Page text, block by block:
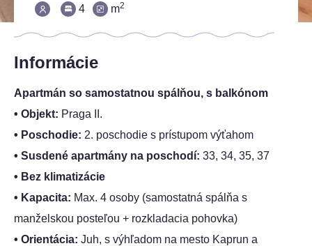
4 m2
Informácie
Apartmán so samostatnou spálňou, s balkónom
• Objekt: Praga II.
• Poschodie: 2. poschodie s prístupom výťahom
• Susdené apartmány na poschodí: 33, 34, 35, 37
• Bez klimatizácie
• Kapacita: Max. 4 osoby (samostatná spálňa s
manželskou posteľou + rozkladacia pohovka)
• Orientácia: Juh, s výhľadom na mesto Kaprun a